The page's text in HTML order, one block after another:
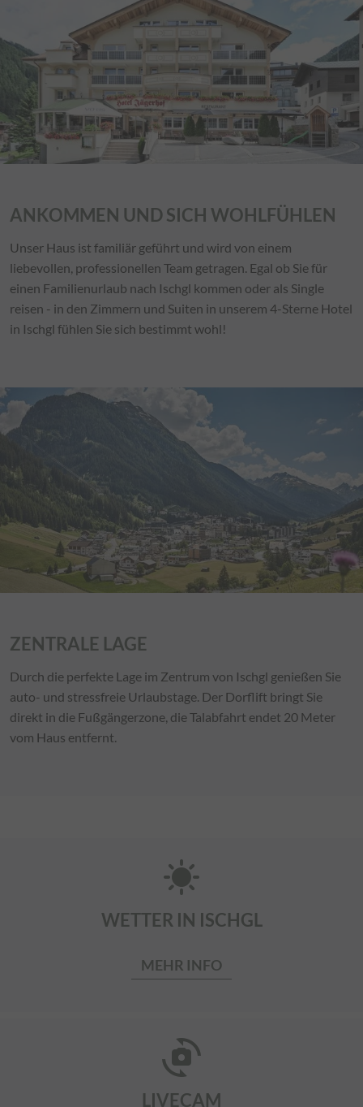
ANKOMMEN UND SICH WOHLFÜHLEN
Unser Haus ist familiär geführt und wird von einem
liebevollen, professionellen Team getragen. Egal ob Sie für
einen Familienurlaub nach Ischgl kommen oder als Single
reisen - in den Zimmern und Suiten in unserem 4-Sterne Hotel
in Ischgl fühlen Sie sich bestimmt wohl!
ZENTRALE LAGE
Durch die perfekte Lage im Zentrum von Ischgl genießen Sie
auto- und stressfreie Urlaubstage. Der Dorflift bringt Sie
direkt in die Fußgängerzone, die Talabfahrt endet 20 Meter
vom Haus entfernt.
sunny
WETTER IN ISCHGL
MEHR INFO
cameraswitch
LIVECAM